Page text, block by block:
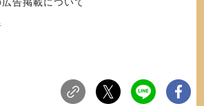
告掲載について